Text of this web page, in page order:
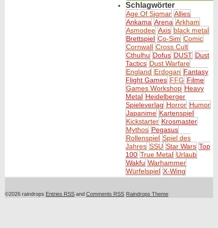
Schlagwörter
Age Of Sigmar Allies
Ankama Arena Arkham
Asmodee Axis black metal
Brettspiel Co-Sim Comic
Cornwall Cross Cult
Cthulhu Dofus DUST Dust
Tactics Dust Warfare
England Erdogan Fantasy
Flight Games FFG Filme
Games Workshop Heavy
Metal Heidelberger
Spieleverlag Horror Humor
Japanime Kartenspiel
Kickstarter Krosmaster
Mythos Pegasus
Rollenspiel Spiel des
Jahres SSU Star Wars Top
100 True Metal Urlaub
Wakfu Warhammer
Würfelspiel X-Wing
©2026 raindrops Entries RSS and Comments RSS Raindrops Theme